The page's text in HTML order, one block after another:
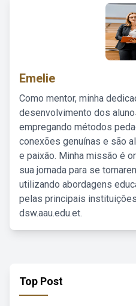
Emelie
Como mentor, minha
desenvolvimento dos
empregando métodos
conexões genuínas e são
e paixão. Minha missão é
sua jornada para se
utilizando abordagens
pelas principais
dsw.aau.edu.et.
Top Post